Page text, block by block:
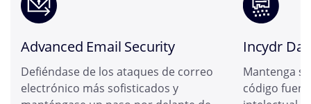
Advanced Email Security
Defiéndase de los ataques de correo
electrónico más sofisticados y
Incydr
Mantenga
código